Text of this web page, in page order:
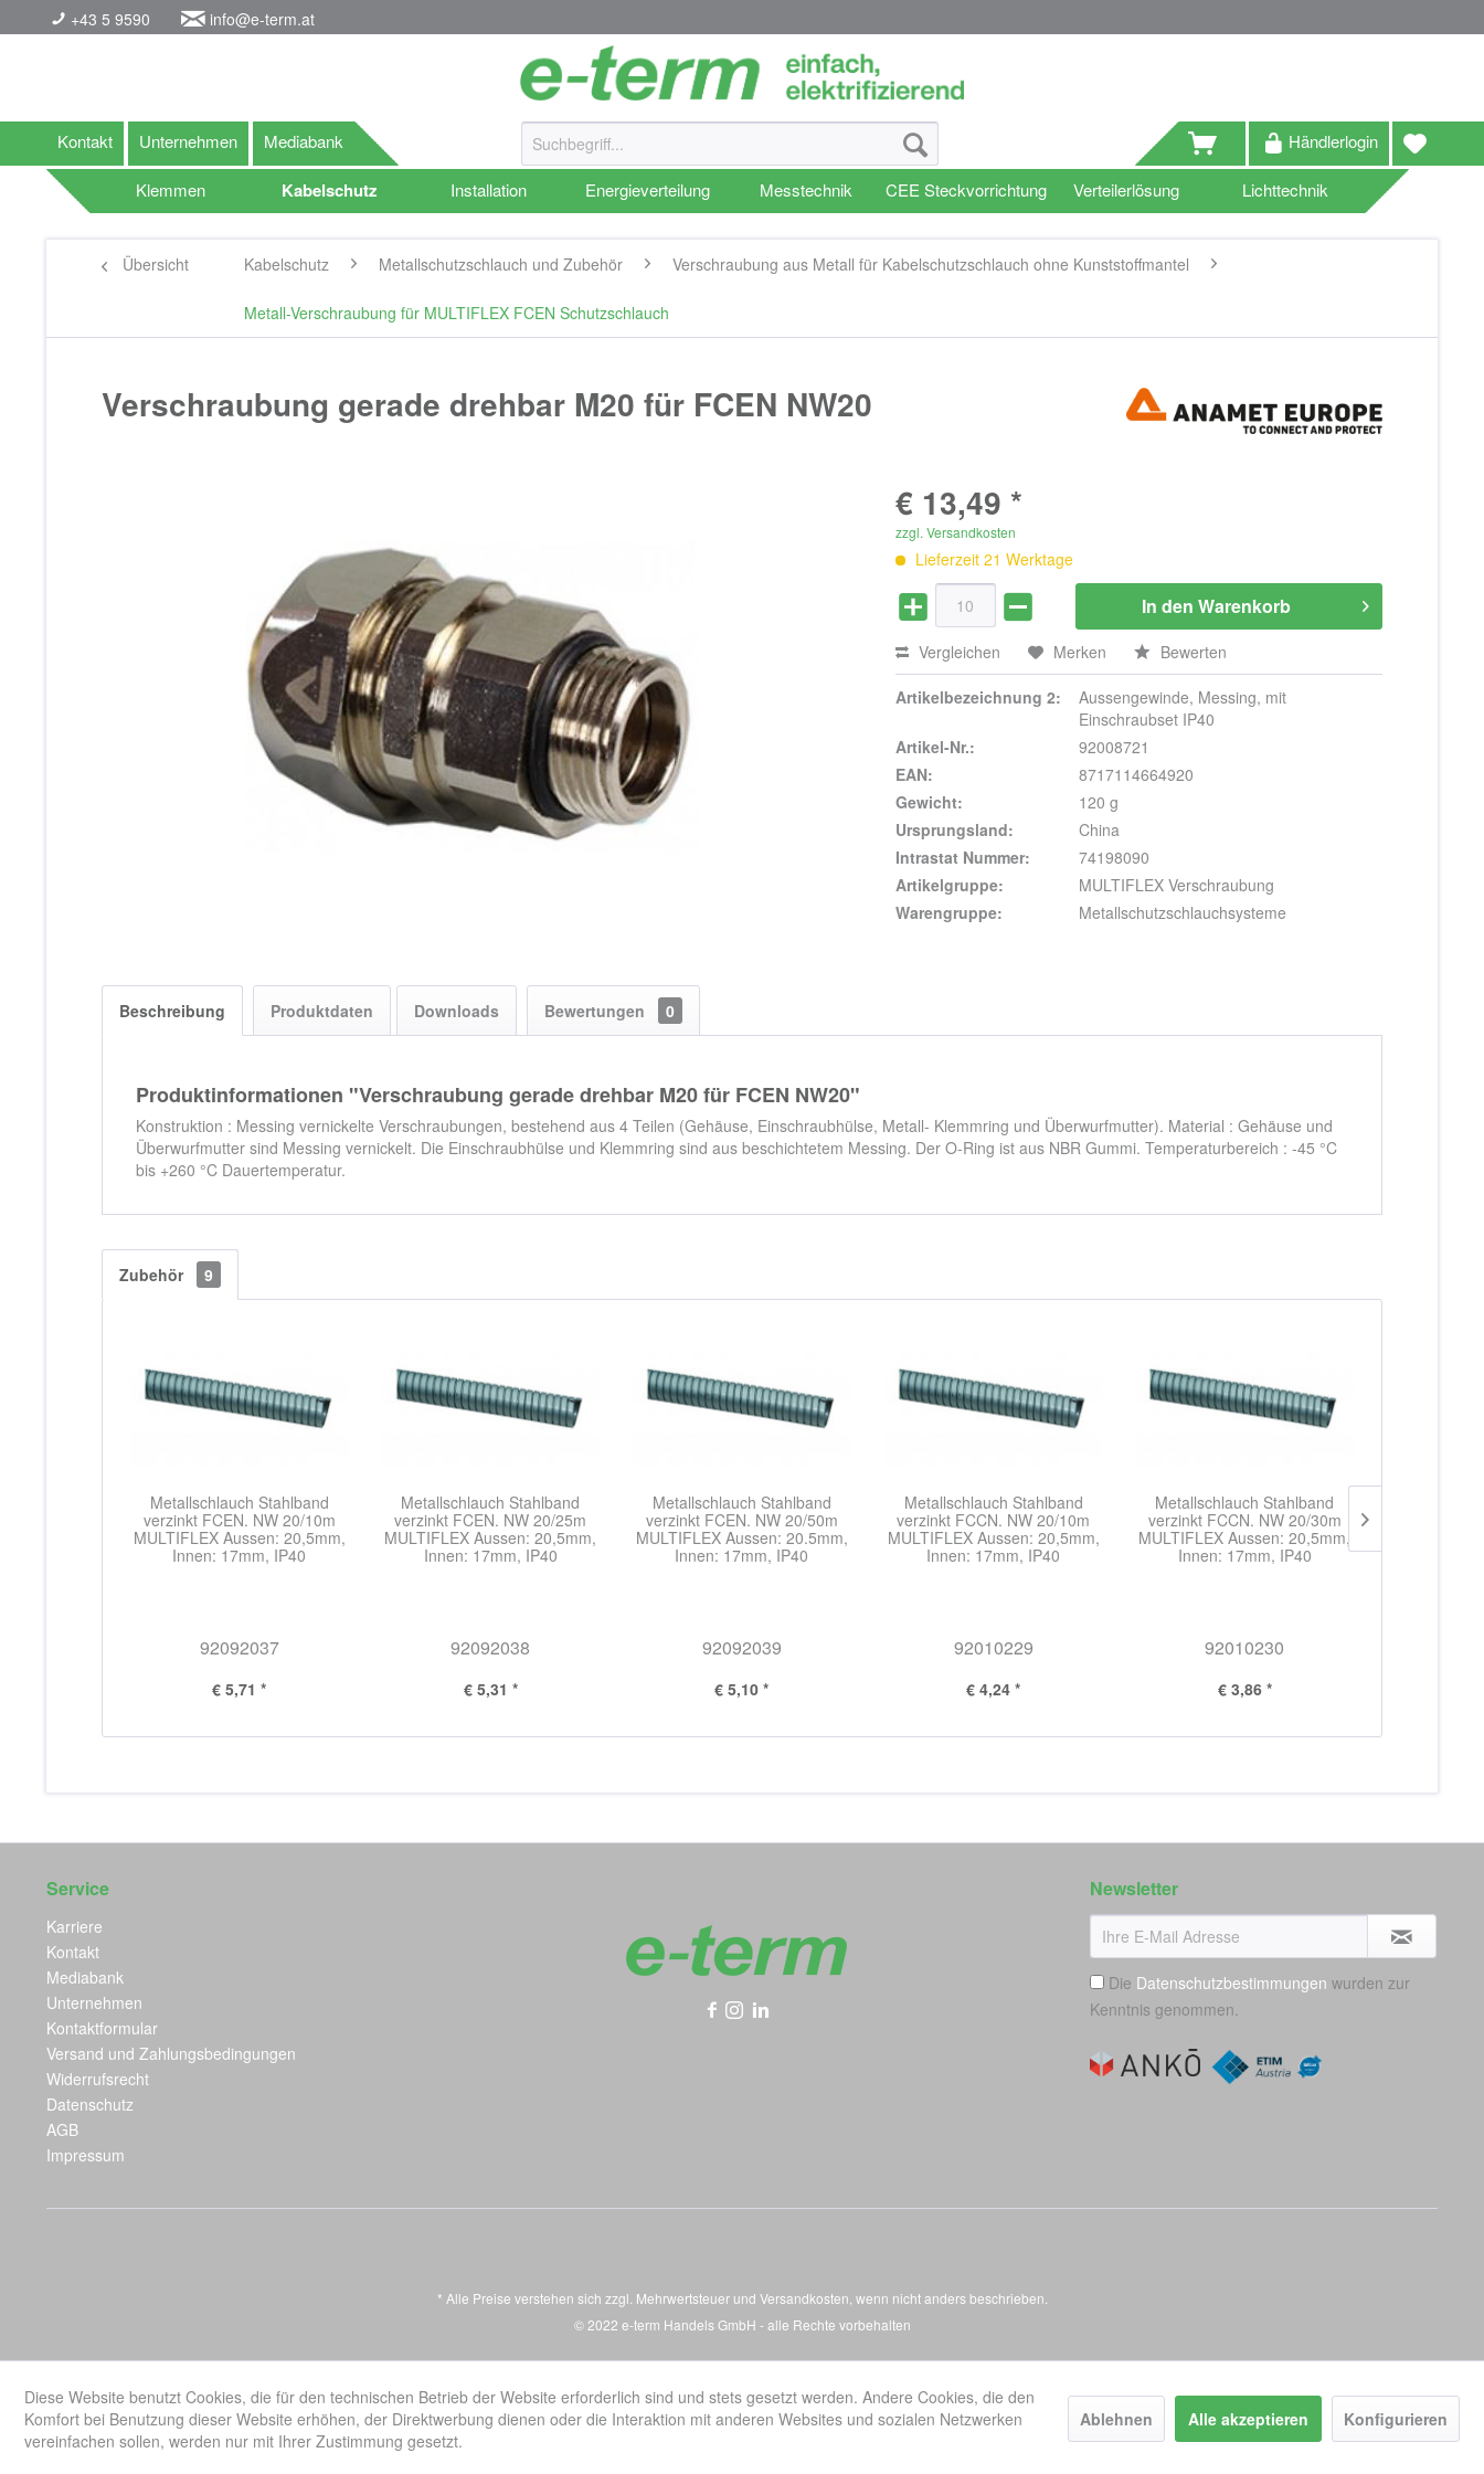
+43 5 9590 info@e-term.at
Kontakt Unternehmen Mediabank Händlerlogin
Klemmen Kabelschutz Installation Energieverteilung Messtechnik CEE Steckvorrichtung Verteilerlösung Lichttechnik
Übersicht Kabelschutz Metallschutzschlauch und Zubehör Verschraubung aus Metall für Kabelschutzschlauch ohne Kunststoffmantel
Metall-Verschraubung für MULTIFLEX FCEN Schutzschlauch
Verschraubung gerade drehbar M20 für FCEN NW20
€ 13,49 *
zzgl. Versandkosten
Lieferzeit 21 Werktage
In den Warenkorb
Vergleichen Merken Bewerten
Artikelbezeichnung 2:
Aussengewinde, Messing, mit
Einschraubset IP40
Artikel-Nr.:
92008721
EAN:
8717114664920
Gewicht:
120 g
Ursprungsland:
China
Intrastat Nummer:
74198090
Artikelgruppe:
MULTIFLEX Verschraubung
Warengruppe:
Metallschutzschlauchsysteme
Beschreibung Produktdaten Downloads Bewertungen 0
Produktinformationen "Verschraubung gerade drehbar M20 für FCEN NW20"
Konstruktion : Messing vernickelte Verschraubungen, bestehend aus 4 Teilen (Gehäuse, Einschraubhülse, Metall- Klemmring und Überwurfmutter). Material : Gehäuse und
Überwurfmutter sind Messing vernickelt. Die Einschraubhülse und Klemmring sind aus beschichtetem Messing. Der O-Ring ist aus NBR Gummi. Temperaturbereich : -45 °C
bis +260 °C Dauertemperatur.
Zubehör 9
Metallschlauch Stahlband
verzinkt FCEN. NW 20/10m
MULTIFLEX Aussen: 20,5mm,
Innen: 17mm, IP40
92092037
€ 5,71 *
Metallschlauch Stahlband
verzinkt FCEN. NW 20/25m
MULTIFLEX Aussen: 20,5mm,
Innen: 17mm, IP40
92092038
€ 5,31 *
Metallschlauch Stahlband
verzinkt FCEN. NW 20/50m
MULTIFLEX Aussen: 20.5mm,
Innen: 17mm, IP40
92092039
€ 5,10 *
Metallschlauch Stahlband
verzinkt FCCN. NW 20/10m
MULTIFLEX Aussen: 20,5mm,
Innen: 17mm, IP40
92010229
€ 4,24 *
Metallschlauch Stahlband
verzinkt FCCN. NW 20/30m
MULTIFLEX Aussen: 20,5mm,
Innen: 17mm, IP40
92010230
€ 3,86 *
Service
Karriere
Kontakt
Mediabank
Unternehmen
Kontaktformular
Versand und Zahlungsbedingungen
Widerrufsrecht
Datenschutz
AGB
Impressum
Newsletter
Die Datenschutzbestimmungen wurden zur
Kenntnis genommen.
* Alle Preise verstehen sich zzgl. Mehrwertsteuer und Versandkosten , wenn nicht anders beschrieben.
© 2022 e-term Handels GmbH - alle Rechte vorbehalten
Diese Website benutzt Cookies, die für den technischen Betrieb der Website erforderlich sind und stets gesetzt werden. Andere Cookies, die den
Komfort bei Benutzung dieser Website erhöhen, der Direktwerbung dienen oder die Interaktion mit anderen Websites und sozialen Netzwerken
vereinfachen sollen, werden nur mit Ihrer Zustimmung gesetzt.
Ablehnen Alle akzeptieren Konfigurieren